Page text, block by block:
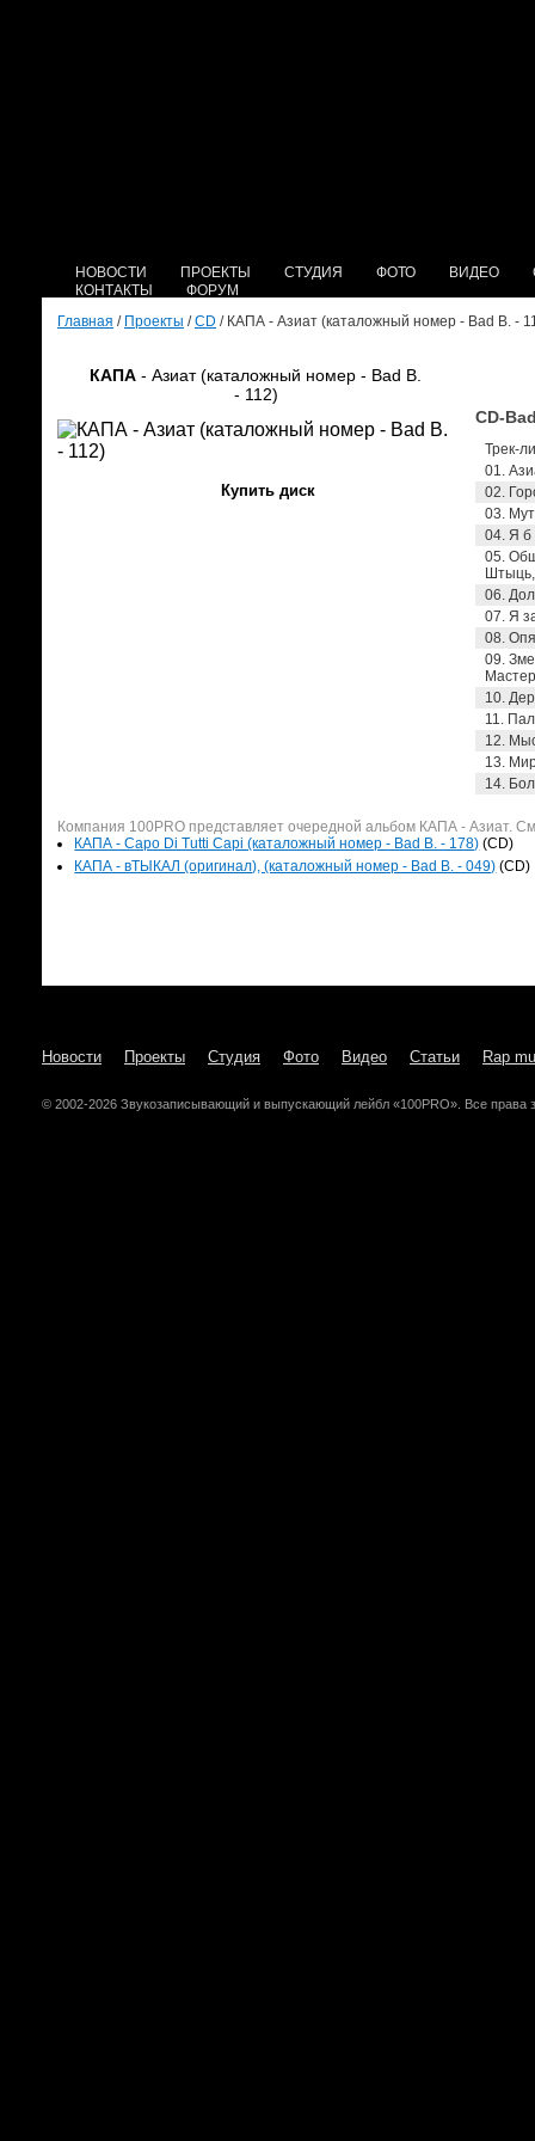
НОВОСТИ ПРОЕКТЫ СТУДИЯ ФОТО ВИДЕО
КОНТАКТЫ
ФОРУМ
Главная / Проекты /CD / КАПА - Азиат (каталожный номер - Bad B. -
КАПА - Азиат (каталожный номер - Bad B.
- 112)
Купить диск
CD-
Трек-
01.
02.
03.
04. Я б
05.
06.
07. Я
08.
09.
10.
11.
12.
13.
14.
Компания 100PRO представляет очередной альбом КАПА - Азиат.
КАПА - Сapo Di Tutti Capi (каталожный номер - Bad B. - 178) (CD)
КАПА - вТЫКАЛ (оригинал), (каталожный номер - Bad B. - 049) (CD)
Новости Проекты Студия Фото Видео Статьи Rap
© 2002-2026 Звукозаписывающий и выпускающий лейбл «100PRO». Все